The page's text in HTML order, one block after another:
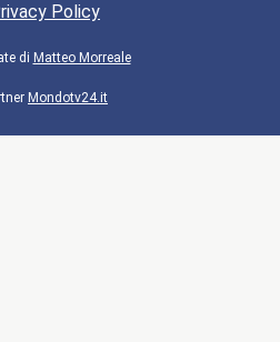
Policy
di Matteo Morreale
Mondotv24.it